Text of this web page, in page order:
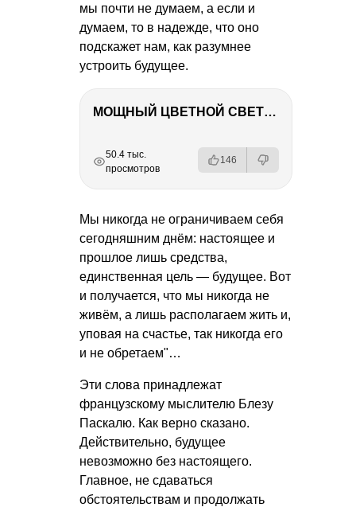
мы почти не думаем, а если и
думаем, то в надежде, что оно
подскажет нам, как разумнее
устроить будущее.
МОЩНЫЙ ЦВЕТНОЙ СВЕТ – NANLITE FC-500C
РЕКЛАМА
РЕКЛАМА
РЕКЛАМА
50.4 тыс.
просмотров
146
Мы никогда не ограничиваем себя
сегодняшним днём: настоящее и
прошлое лишь средства,
единственная цель — будущее. Вот
и получается, что мы никогда не
живём, а лишь располагаем жить и,
уповая на счастье, так никогда его
и не обретаем"…
Эти слова принадлежат
французскому мыслителю Блезу
Паскалю. Как верно сказано.
Действительно, будущее
невозможно без настоящего.
Главное, не сдаваться
обстоятельствам и продолжать